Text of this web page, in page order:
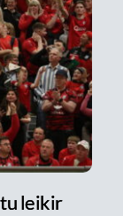
leikir